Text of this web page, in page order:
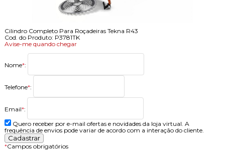
Cilindro Completo Para Roçadeiras Tekna R43
Cod. do Produto: P3781TK
Avise-me quando chegar
Nome*:
Telefone*:
Email*:
Quero receber por e-mail ofertas e novidades da loja virtual. A
frequência de envios pode variar de acordo com a interação do cliente.
*Campos obrigatórios